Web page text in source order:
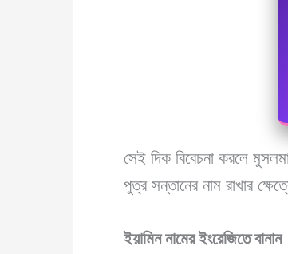
সেই দিক বিবেচনা করলে
পুত্র সন্তানের নাম রাখার
ইয়ামিন নামের ইংরেজিতে বানান